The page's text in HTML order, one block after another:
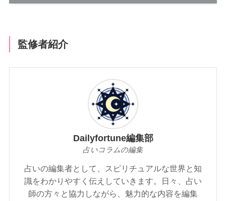
監修者紹介
Dailyfortune編集部
占いコラムの編集
占いの編集者として、スピリチュアルな世界と知
識をわかりやすく伝えしていきます。日々、占い
師の方々と協力しながら、魅力的な内容を編集